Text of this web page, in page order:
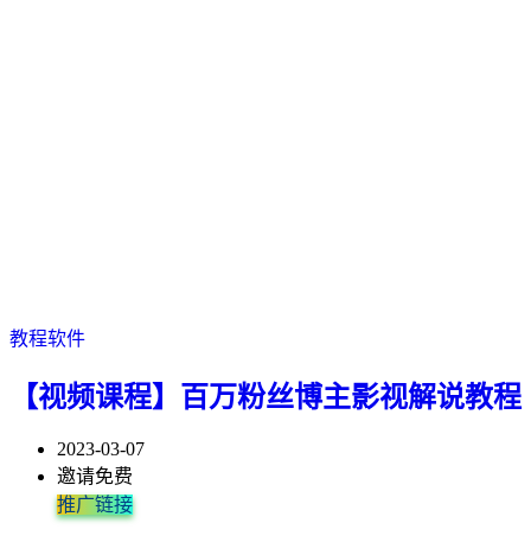
教程软件
【视频课程】百万粉丝博主影视解说教程
2023-03-07
邀请免费
推广链接